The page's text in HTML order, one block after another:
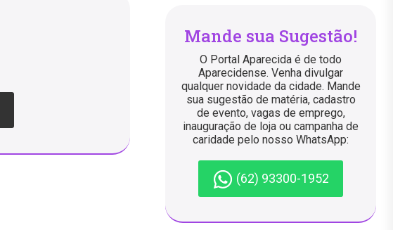
Mande sua Sugestão!
O Portal Aparecida é de todo
Aparecidense. Venha divulgar
qualquer novidade da cidade. Mande
sua sugestão de matéria, cadastro
de evento, vagas de emprego,
inauguração de loja ou campanha de
caridade pelo nosso WhatsApp:
(62) 93300-1952